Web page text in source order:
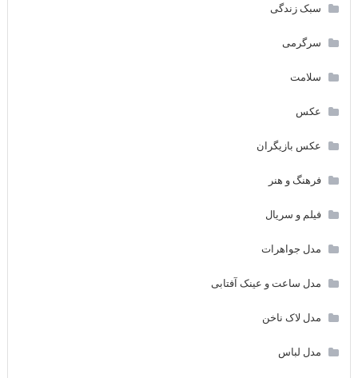
سبک زندگی
سرگرمی
سلامت
عکس
عکس بازیگران
فرهنگ و هنر
فیلم و سریال
مدل جواهرات
مدل ساعت و عینک آفتابی
مدل لاک ناخن
مدل لباس